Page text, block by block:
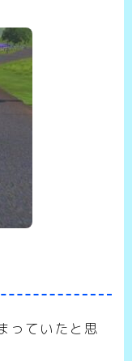
っていたと思